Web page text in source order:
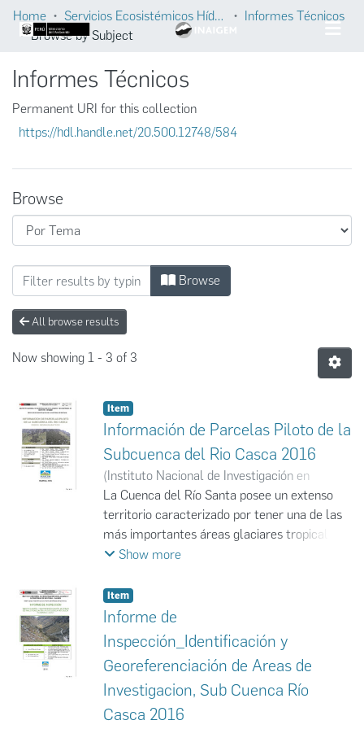
Home Servicios Ecosistémicos Hídricos
Informes Técnicos
Browse by Subject
Informes Técnicos
Permanent URI for this collection
https://hdl.handle.net/20.500.12748/584
Browse
Browsing Informes Técnicos by Subject
Browse
All browse results
Now showing 1 - 3 of 3
Item
Información de Parcelas Piloto de la
Subcuenca del Rio Casca 2016
(Instituto Nacional de Investigación en
Glaciares y Ecosistemas de Montaña,2016
Instituto Nacional de Investigación en
Glaciares y Ecosistemas de Montaña
La Cuenca del Río Santa posee un extenso
territorio caracterizado por tener una de las
más importantes áreas glaciares tropicales
del país y del mundo. Dichos sistemas
de agua para el desarrollo de actividades
como la agricultura, la generación de energía
hidroeléctrica y uso poblacional, además del
trabajo que genera con las actividades
turísticas y la importante biodiversidad típica
de este tipo de paisaje.
La Cuenca del Río Santa es una de las más
Show more
Item
Informe de
Inspección_Identificación y
Georeferenciación de Areas de
Investigacion, Sub Cuenca Río
Casca 2016